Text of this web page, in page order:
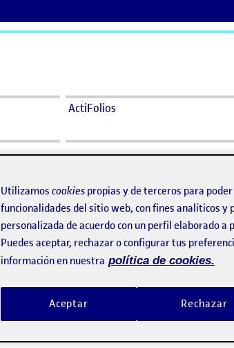
ActiFolios
No hay comentarios.
Lo siento, debes estarconectadopara
Utilizamos cookies propias y de terceros para
funcionalidades del sitio web, con fines analíticos
personalizada de acuerdo con un perfil elaborado
Puedes aceptar, rechazar o configurar tus
información en nuestra política de cookies.
Rechazar
Aceptar